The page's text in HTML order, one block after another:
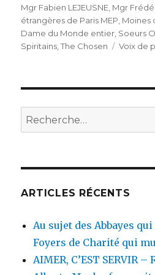
Mgr Fabien LEJEUSNE Mgr
étrangères de Paris MEP Moines
Dame du Monde entier Soeurs
Spiritains ,The Chosen Voix de
Recherche
pour
ARTICLES RÉCENTS
Au sujet des Abbayes
Foyers de Charité qui
AIMER, C’EST SERVIR